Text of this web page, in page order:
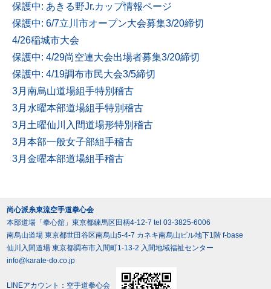
保護中: あきる野Jr.カップ情報ページ
保護中: 6/7立川市オープン大会募集3/20締切
4/26稲城市大会
保護中: 4/29尚空連大会出場者募集3/20締切
保護中: 4/19調布市民大会3/5締切
3月南烏山道場組手特別稽古
3月水曜本部道場組手特別稽古
3月土曜仙川入間道場形特別稽古
3月本部一般女子部組手稽古
3月金曜本部道場組手稽古
尚心派糸東流空手道拳心会
本部道場「拳心舘」東京都練馬区田柄4-12-7 tel 03-3825-6006
南烏山道場 東京都世田谷区南烏山5-4-7 カネキ南烏山ビル地下1階 f-base
仙川入間道場 東京都調布市入間町1-13-2 入間地域福祉センター
info@karate-do.co.jp
LINEアカウント：空手道拳心会